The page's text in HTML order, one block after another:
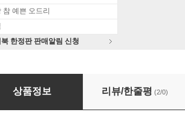
참 예쁜 오드리
북 한정판 판매알림 신청
계단 (여고괴담 세번째 이야기,2Disc)
상품정보 리뷰/한줄평 (2/0)